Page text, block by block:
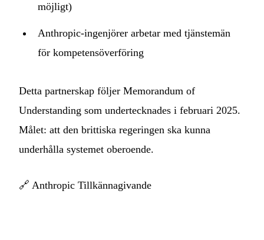
möjligt)
Anthropic-ingenjörer arbetar med tjänstemän
för kompetensöverföring
Detta partnerskap följer Memorandum of
Understanding som undertecknades i februari 2025.
Målet: att den brittiska regeringen ska kunna
underhålla systemet oberoende.
🔗 Anthropic Tillkännagivande